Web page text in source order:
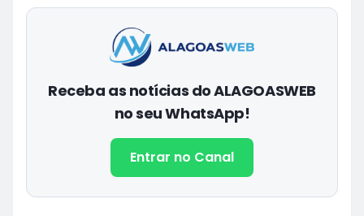
Receba as notícias do ALAGOASWEB
no seu WhatsApp!
Entrar no Canal